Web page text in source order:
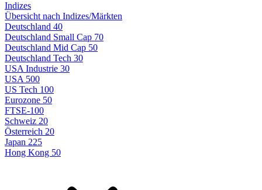
Indizes
Übersicht nach Indizes/Märkten
Deutschland 40
Deutschland Small Cap 70
Deutschland Mid Cap 50
Deutschland Tech 30
USA Industrie 30
USA 500
US Tech 100
Eurozone 50
FTSE-100
Schweiz 20
Österreich 20
Japan 225
Hong Kong 50